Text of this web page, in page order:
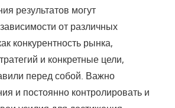
результатов могут
от различных
конкурентность рынка,
и конкретные цели,
перед собой. Важно
и постоянно контролировать и